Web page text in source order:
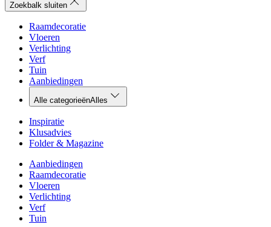
Zoekbalk sluiten
Raamdecoratie
Vloeren
Verlichting
Verf
Tuin
Aanbiedingen
Alle categorieënAlles
Inspiratie
Klusadvies
Folder & Magazine
Aanbiedingen
Raamdecoratie
Vloeren
Verlichting
Verf
Tuin